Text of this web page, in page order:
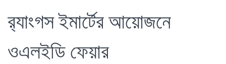
র‌্যাংগস ইমার্টের আয়োজনে
ওএলইডি ফেয়ার